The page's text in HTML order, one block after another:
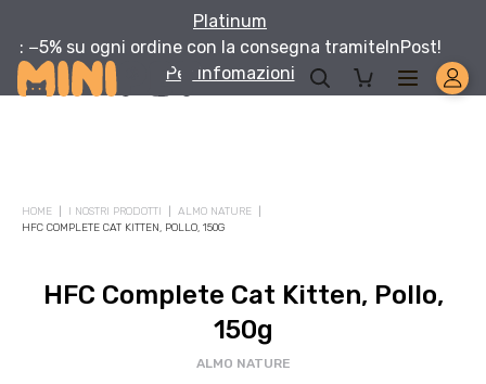
Platinum
: −5% su ogni ordine con la consegna tramiteInPost!
Per infomazioni
HOME I NOSTRI PRODOTTI
ALMO NATURE
HFC COMPLETE CAT KITTEN, POLLO, 150G
HFC Complete Cat Kitten, Pollo,
150g
ALMO NATURE